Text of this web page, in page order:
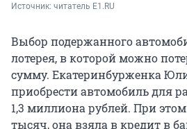
Источник: читатель E1.RU
Выбор подержанного
лотерея, в которой можно
сумму. Екатеринбурженка
приобрести автомобиль для
1,3 миллиона рублей. При
тысяч, она взяла в кредит в